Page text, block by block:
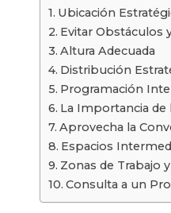
Ubicación
Evitar Obstáculos
Altura Adecuada
Distribución
Programación
La Importancia de
Aprovecha la
Espacios
Zonas de Trabajo
Consulta a un